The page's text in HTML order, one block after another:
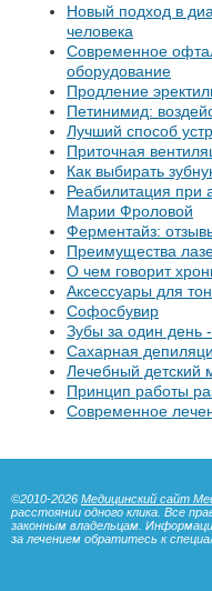
Новый подход в
человека
Современное
оборудование
Продление
Петинимид:
Лучший способ
Приточная
Как выбирать
Реабилитация при
Марии Фроловой
Ферментайз:
Преимущества
О чем говорит
Аксессуары для
Софосбувир
Зубы за один день
Сахарная
Лечебный детский
Принцип работы
Современное
©2010-2026 Медицинский сайт
расстоянии одного клика. Все
законным владельцам.
за лечением обратитесь к